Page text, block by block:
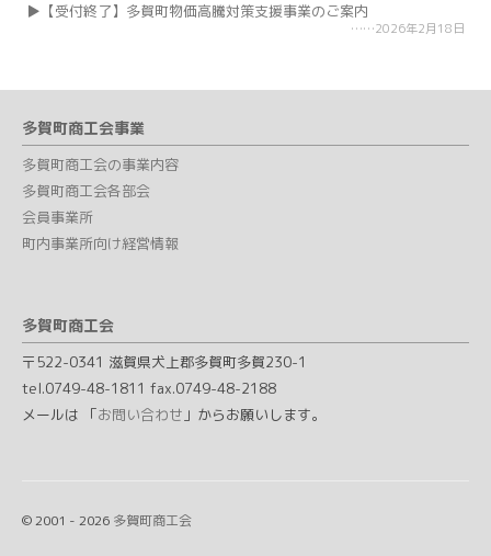
【受付終了】多賀町物価高騰対策支援事業のご案内
2026年2月18日
多賀町商工会事業
多賀町商工会の事業内容
多賀町商工会各部会
会員事業所
町内事業所向け経営情報
多賀町商工会
〒522-0341 滋賀県犬上郡多賀町多賀230-1
tel.0749-48-1811 fax.0749-48-2188
メールは 「お問い合わせ 」からお願いします。
© 2001 - 2026 多賀町商工会